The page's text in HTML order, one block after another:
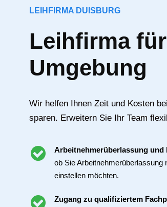
LEIHFIRMA DUISBURG
Leihfirma
Umgebung
Wir helfen Ihnen Zeit und Kosten
sparen. Erweitern Sie Ihr Team
Arbeitnehmerüberlassung
ob Sie
einstellen möchten.
Zugang zu qualifiziertem